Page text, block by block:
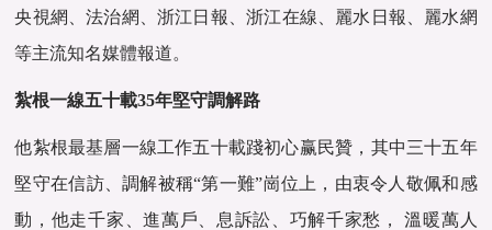
央視網、法治網、浙江日報、浙江在線、麗水日報、麗水網
等主流知名媒體報道。
紮根一線五十載35年堅守調解路
他紮根最基層一線工作五十載踐初心赢民贊，‌其中三十五年
堅守在信訪、調解被稱“第一難”崗位上，由衷令人敬佩和感
動，他走千家、進萬戶、息訴訟、巧解千家愁， 溫暖萬人